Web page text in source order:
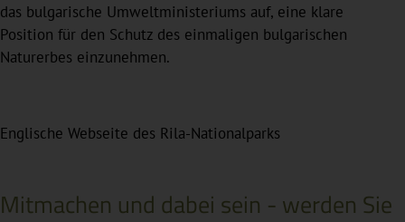
das bulgarische Umweltministeriums auf, eine klare
Position für den Schutz des einmaligen bulgarischen
Naturerbes einzunehmen.
Englische Webseite des Rila-Nationalparks
Mitmachen und dabei sein - werden Sie